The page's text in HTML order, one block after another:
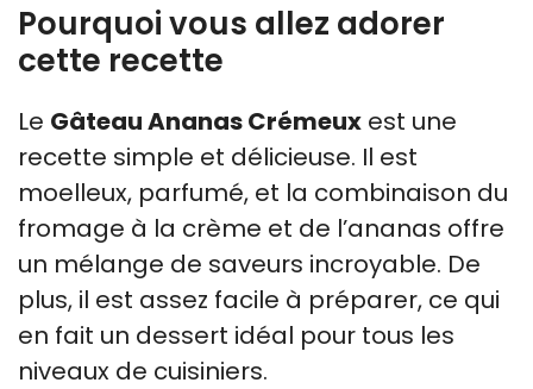
Pourquoi vous allez adorer
cette recette
Le Gâteau Ananas Crémeux est une
recette simple et délicieuse. Il est
moelleux, parfumé, et la combinaison du
fromage à la crème et de l’ananas offre
un mélange de saveurs incroyable. De
plus, il est assez facile à préparer, ce qui
en fait un dessert idéal pour tous les
niveaux de cuisiniers.